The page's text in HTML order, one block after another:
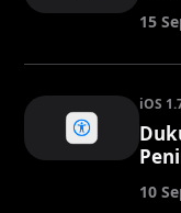
15
iOS
10